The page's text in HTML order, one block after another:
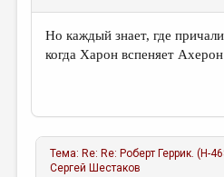
МАЛАЯ ПРОЗА
ЭССЕИСТИКА
ПУБЛИЦИСТИКА
РЕЦЕНЗИРОВАНИЕ
Но каждый знает, где
когда Харон вспеняет Ахерон
Тема: Re: Re: Роберт Геррик. (Н-
Сергей Шестаков